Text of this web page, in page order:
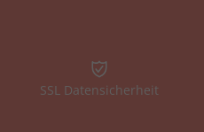
SSL Datensicherheit